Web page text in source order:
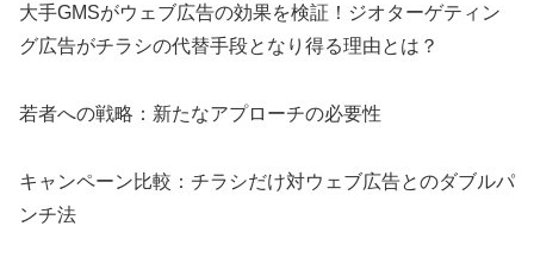
大手GMSがウェブ広告の効果を検証！ジオターゲティン
グ広告がチラシの代替手段となり得る理由とは？
若者への戦略：新たなアプローチの必要性
キャンペーン比較：チラシだけ対ウェブ広告とのダブルパ
ンチ法